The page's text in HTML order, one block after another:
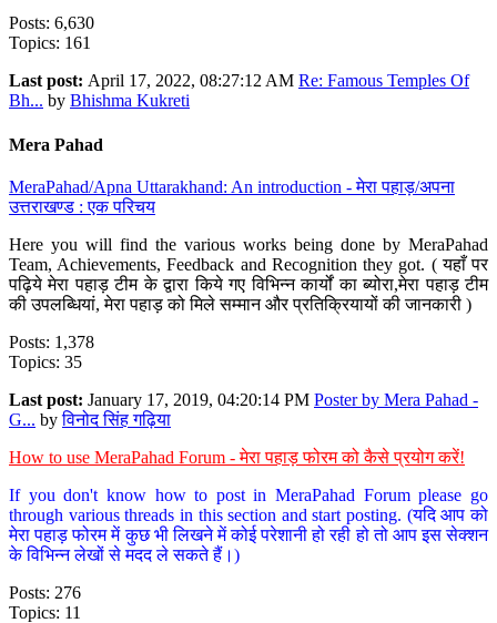
Posts: 6,630
Topics: 161
Last post: April 17, 2022, 08:27:12 AM Re: Famous Temples Of
Bh... by Bhishma Kukreti
Mera Pahad
MeraPahad/Apna Uttarakhand: An introduction - मेरा पहाड़/अपना
उत्तराखण्ड : एक परिचय
Here you will find the various works being done by MeraPahad
Team, Achievements, Feedback and Recognition they got. ( यहाँ पर
पढ़िये मेरा पहाड़ टीम के द्वारा किये गए विभिन्न कार्यों का ब्योरा,मेरा पहाड़ टीम
की उपलब्धियां, मेरा पहाड़ को मिले सम्मान और प्रतिक्रियायों की जानकारी )
Posts: 1,378
Topics: 35
Last post: January 17, 2019, 04:20:14 PM Poster by Mera Pahad -
G... byविनोद सिंह गढ़िया
How to use MeraPahad Forum - मेरा पहाड़ फोरम को कैसे प्रयोग करें!
If you don't know how to post in MeraPahad Forum please go
through various threads in this section and start posting. (यदि आप को
मेरा पहाड़ फोरम में कुछ भी लिखने में कोई परेशानी हो रही हो तो आप इस सेक्शन
के विभिन्न लेखों से मदद ले सकते हैं।)
Posts: 276
Topics: 11